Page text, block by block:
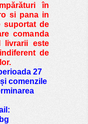
în
si pana in
suportat de
comanda
livrarii este
de
27
comenzile